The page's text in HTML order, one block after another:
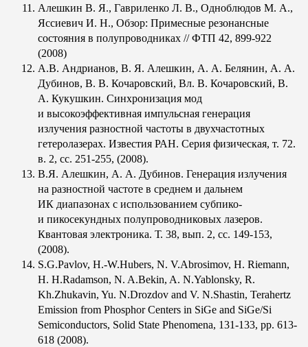
Алешкин В. Я., Гавриленко Л. В., Одноблюдов М. А.,
Яссиевич И. Н., Обзор: Примесные резонансные
состояния в полупроводниках // ФТП 42, 899-922
(2008)
А.В. Андрианов, В. Я. Алешкин, А. А. Белянин, А. А.
Дубинов, В. В. Кочаровский, Вл. В. Кочаровский, В.
А. Кукушкин. Синхронизация мод
и высокоэффективная импульсная генерация
излучения разностной частоты в двухчастотных
гетеролазерах. Известия РАН. Серия физическая, т. 72.
в. 2, сс. 251-255, (2008).
В.Я. Алешкин, А. А. Дубинов. Генерация излучения
на разностной частоте в среднем и дальнем
ИК диапазонах с использованием субпико-
и пикосекундных полупроводниковых лазеров.
Квантовая электроника. Т. 38, вып. 2, сс. 149-153,
(2008).
S.G.Pavlov, H.-W.Hubers, N. V.Abrosimov, H. Riemann,
H. H.Radamson, N. A.Bekin, A. N.Yablonsky, R.
Kh.Zhukavin, Yu. N.Drozdov and V. N.Shastin, Terahertz
Emission from Phosphor Centers in SiGe and SiGe/Si
Semiconductors, Solid State Phenomena, 131-133, pp. 613-
618 (2008).